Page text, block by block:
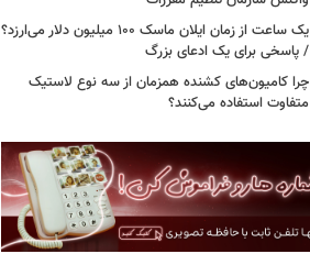
یک ساعت از زمان ایلان ماسک ۱۰۰ میلیون دلار می‌ارزد؟
/ پاسخی برای یک ادعای بزرگ
چرا کامیون‌های کشنده همزمان از سه نوع لاستیک
متفاوت استفاده می‌کنند؟